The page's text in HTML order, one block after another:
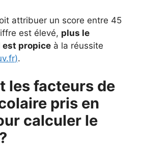
attribuer un score entre 45
est élevé, plus le
propice à la réussite
).
les facteurs de
pris en
calculer le